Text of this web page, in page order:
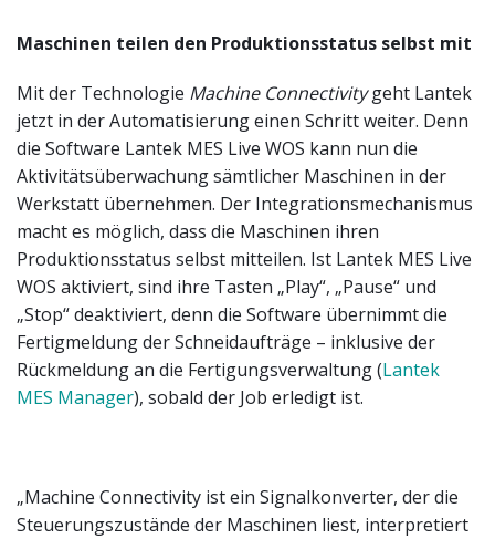
Maschinen teilen den Produktionsstatus selbst mit
Mit der Technologie Machine Connectivitygeht Lantek
jetzt in der Automatisierung einen Schritt weiter. Denn
die Software Lantek MES Live WOS kann nun die
Aktivitätsüberwachung sämtlicher Maschinen in der
Werkstatt übernehmen. Der Integrationsmechanismus
macht es möglich, dass die Maschinen ihren
Produktionsstatus selbst mitteilen. Ist Lantek MES Live
WOS aktiviert, sind ihre Tasten „Play“, „Pause“ und
„Stop“ deaktiviert, denn die Software übernimmt die
Fertigmeldung der Schneidaufträge – inklusive der
Rückmeldung an die Fertigungsverwaltung (Lantek
MES Manager), sobald der Job erledigt ist.
„Machine Connectivity ist ein Signalkonverter, der die
Steuerungszustände der Maschinen liest, interpretiert